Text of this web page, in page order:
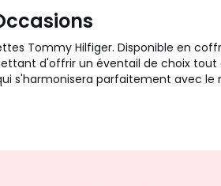
Tommy Hilfiger. Disponible en
d'offrir un éventail de choix
s'harmonisera parfaitement avec